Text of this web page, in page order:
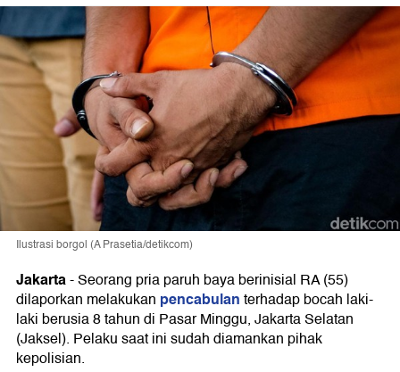
Ilustrasi borgol (A Prasetia/detikcom)
Jakarta-Seorang pria paruh baya berinisial RA (55)
dilaporkan melakukan pencabulanterhadap bocah laki-
laki berusia 8 tahun di Pasar Minggu, Jakarta Selatan
(Jaksel). Pelaku saat ini sudah diamankan pihak
kepolisian.